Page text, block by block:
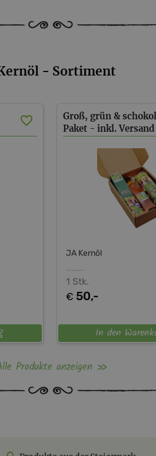
- Sortiment
Groß, grün &
Paket - inkl.
JA Kernöl
1 Stk.
€ 50,-
In den
Produkte anzeigen